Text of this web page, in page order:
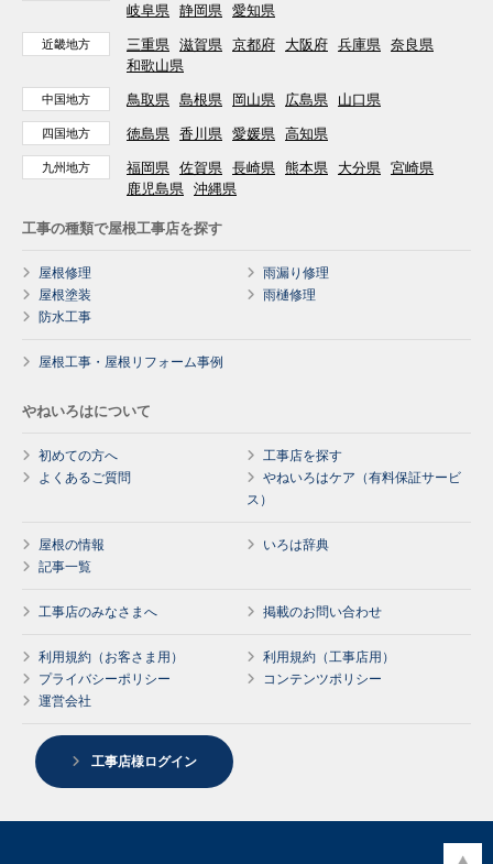
岐阜県 静岡県 愛知県
近畿地方 三重県 滋賀県 京都府 大阪府 兵庫県 奈良県
和歌山県
中国地方 鳥取県 島根県 岡山県 広島県 山口県
四国地方 徳島県 香川県 愛媛県 高知県
九州地方 福岡県 佐賀県 長崎県 熊本県 大分県 宮崎県
鹿児島県 沖縄県
工事の種類で屋根工事店を探す
屋根修理
雨漏り修理
屋根塗装
雨樋修理
防水工事
屋根工事・屋根リフォーム事例
やねいろはについて
初めての方へ
工事店を探す
よくあるご質問
やねいろはケア（有料保証サービ
ス）
屋根の情報
いろは辞典
記事一覧
工事店のみなさまへ 掲載のお問い合わせ
利用規約（お客さま用）
利用規約（工事店用）
プライバシーポリシー
コンテンツポリシー
運営会社
工事店様ログイン